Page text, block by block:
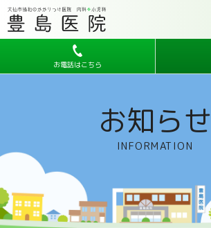
お電話はこちら
お知らせ
INFORMATION